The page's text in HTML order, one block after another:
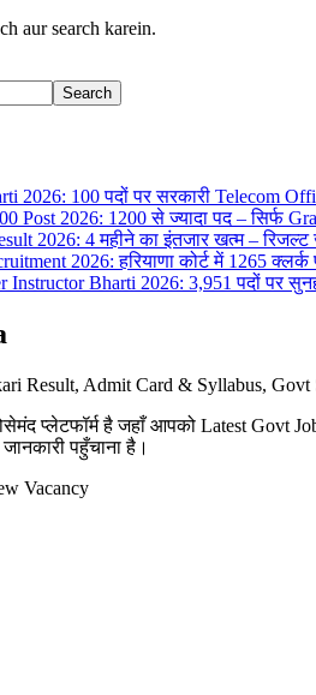
aur search karein.
Search
2026: 100 पदों पर सरकारी Telecom
Post 2026: 1200 से ज्यादा पद – सिर्फ
2026: 4 महीने का इंतजार खत्म – रिजल्ट
2026: हरियाणा कोर्ट में 1265
Instructor Bharti 2026: 3,951 पदों पर
Result, Admit Card & Syllabus,
प्लेटफॉर्म है जहाँ आपको Latest Govt
पहुँचाना है।
Vacancy